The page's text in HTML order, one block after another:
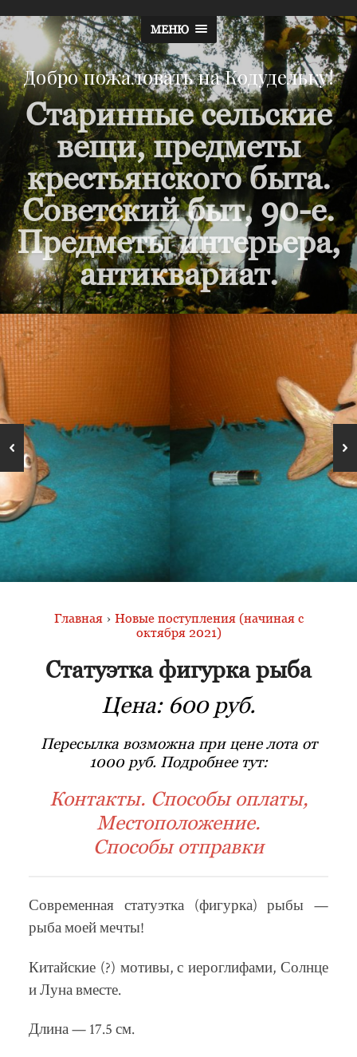
МЕНЮ
Добро пожаловать на Кодудельку!
Старинные сельские
вещи, предметы
крестьянского быта.
Советский быт, 90-е.
Предметы интерьера,
антиквариат.
Главная › Новые поступления (начиная с
октября 2021)
Статуэтка фигурка рыба
Цена: 600 руб.
Пересылка возможна при цене лота от
1000 руб. Подробнее тут:
Контакты. Способы оплаты,
Местоположение.
Способы отправки
Современная статуэтка (фигурка) рыбы —
рыба моей мечты!
Китайские (?) мотивы, с иероглифами, Солнце
и Луна вместе.
Длина — 17.5 см.